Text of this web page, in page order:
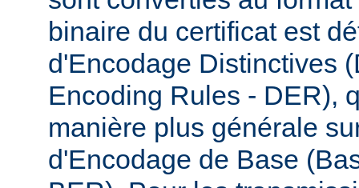
binaire du certificat est
d'Encodage Distinctives
Encoding Rules - DER),
manière plus générale
d'Encodage de Base